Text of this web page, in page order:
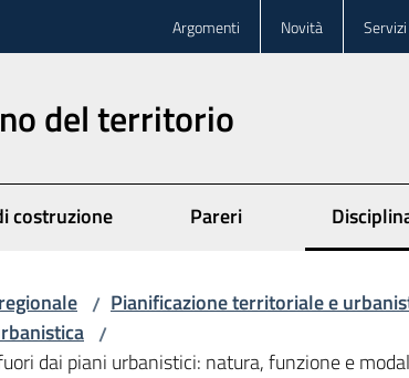
Argomenti Novità Servizi
del territorio
costruzione Pareri
/ Pianificazione territoriale e
/
dai piani urbanistici: natura, funzione e